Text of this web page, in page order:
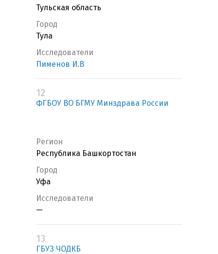
Тульская область
Город
Тула
Исследователи
Пименов И.В
12
ФГБОУ ВО БГМУ Минздрава России
Регион
Республика Башкортостан
Город
Уфа
Исследователи
—
13
ГБУЗ ЧОДКБ